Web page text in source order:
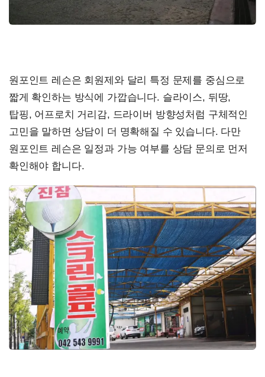
원포인트 레슨은 회원제와 달리 특정 문제를 중심으로
짧게 확인하는 방식에 가깝습니다. 슬라이스, 뒤땅,
탑핑, 어프로치 거리감, 드라이버 방향성처럼 구체적인
고민을 말하면 상담이 더 명확해질 수 있습니다. 다만
원포인트 레슨은 일정과 가능 여부를 상담 문의로 먼저
확인해야 합니다.